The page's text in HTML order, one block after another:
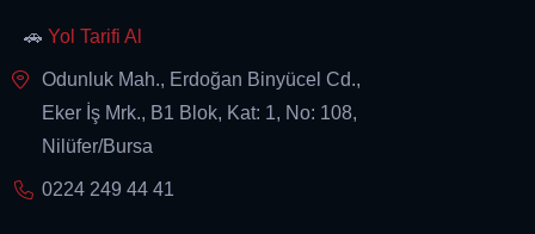
🚗 Yol Tarifi Al
Odunluk Mah., Erdoğan Binyücel Cd.,
Eker İş Mrk., B1 Blok, Kat: 1, No: 108,
Nilüfer/Bursa
0224 249 44 41